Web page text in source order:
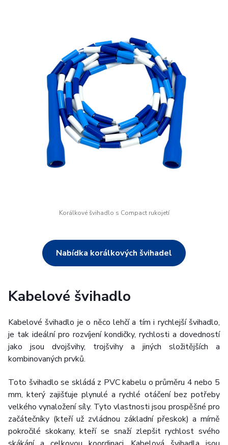
Korálkové švihadlo s Compact rukojetí
Nabídka korálkových švihadel
Kabelové švihadlo
Kabelové švihadlo je o něco lehčí a tím i rychlejší švihadlo,
je tak ideální pro rozvíjení kondičky, rychlosti a dovedností
jako jsou dvojšvihy, trojšvihy a jiných složitějších a
kombinovaných prvků.
Toto švihadlo se skládá z PVC kabelu o průměru 4 nebo 5
mm, který zajišťuje plynulé a rychlé otáčení bez potřeby
velkého vynaložení síly. Tyto vlastnosti jsou prospěšné pro
začátečníky (kteří už zvládnou základní přeskok) a mírně
pokročilé skokany, kteří se snaží zlepšit rychlost svého